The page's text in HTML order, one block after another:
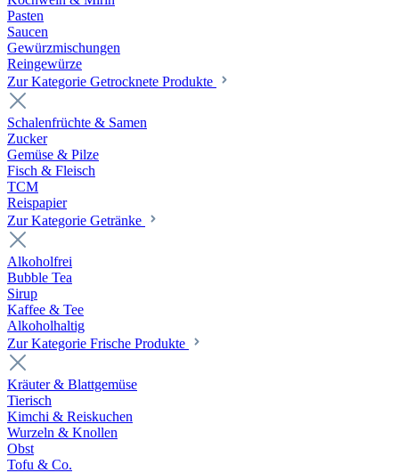
Pasten
Saucen
Gewürzmischungen
Reingewürze
Zur Kategorie Getrocknete Produkte
Schalenfrüchte & Samen
Zucker
Gemüse & Pilze
Fisch & Fleisch
TCM
Reispapier
Zur Kategorie Getränke
Alkoholfrei
Bubble Tea
Sirup
Kaffee & Tee
Alkoholhaltig
Zur Kategorie Frische Produkte
Kräuter & Blattgemüse
Tierisch
Kimchi & Reiskuchen
Wurzeln & Knollen
Obst
Tofu & Co.